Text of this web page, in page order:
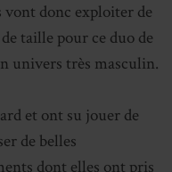
donc exploiter de
taille pour ce duo de
univers très masculin.
et ont su jouer de
de belles
dont elles ont pris